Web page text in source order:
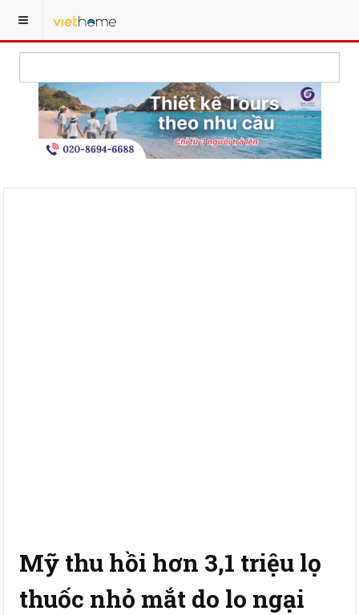
Mỹ thu hồi hơn 3,1 triệu lọ
thuốc nhỏ mắt do lo ngại